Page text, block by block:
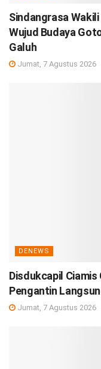
Sindangrasa
Wujud Budaya
Galuh
Jumat, 7 Agustus 2026
DENEWS
Disdukcapil Ciamis
Pengantin
Jumat, 7 Agustus 2026